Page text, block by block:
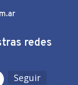
redes
Seguir